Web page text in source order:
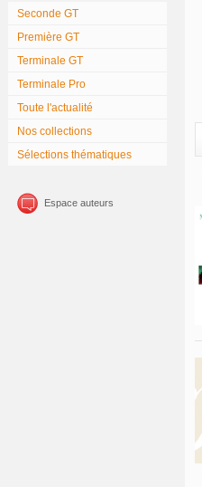
Seconde GT
Première GT
Terminale GT
Terminale Pro
Toute l'actualité
Nos collections
Sélections thématiques
Espace auteurs